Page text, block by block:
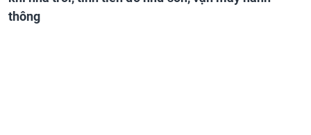
thông